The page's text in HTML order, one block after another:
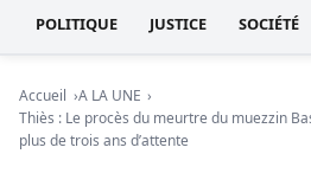
POLITIQUE JUSTICE SOCIÉTÉ
Accueil
A LA UNE
Thiès : Le procès du meurtre du muezzin
plus de trois ans d’attente